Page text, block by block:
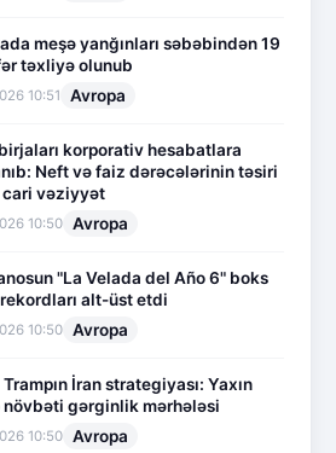
meşə yanğınları səbəbindən 19
təxliyə olunub
10:51 Avropa
korporativ hesabatlara
Neft və faiz dərəcələrinin təsiri
cari vəziyyət
10:50 Avropa
"La Velada del Año 6" boks
alt-üst etdi
10:50 Avropa
İran strategiyası: Yaxın
növbəti gərginlik mərhələsi
10:50 Avropa